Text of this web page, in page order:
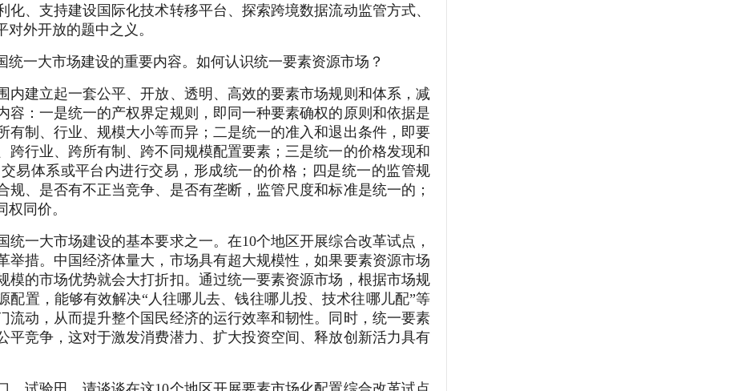
、支持建设国际化技术转移平台、探索跨境数据流动监管方式、
外开放的题中之义。
一大市场建设的重要内容。如何认识统一要素资源市场？
内建立起一套公平、开放、透明、高效的要素市场规则和体系，减
容：一是统一的产权界定规则，即同一种要素确权的原则和依据是
有制、行业、规模大小等而异；二是统一的准入和退出条件，即要
跨行业、跨所有制、跨不同规模配置要素；三是统一的价格发现和
易体系或平台内进行交易，形成统一的价格；四是统一的监管规
、是否有不正当竞争、是否有垄断，监管尺度和标准是统一的；
同价。
一大市场建设的基本要求之一。在10个地区开展综合改革试点，
举措。中国经济体量大，市场具有超大规模性，如果要素资源市场
模的市场优势就会大打折扣。通过统一要素资源市场，根据市场规
配置，能够有效解决“人往哪儿去、钱往哪儿投、技术往哪儿配”等
流动，从而提升整个国民经济的运行效率和韧性。同时，统一要素
平竞争，这对于激发消费潜力、扩大投资空间、释放创新活力具有